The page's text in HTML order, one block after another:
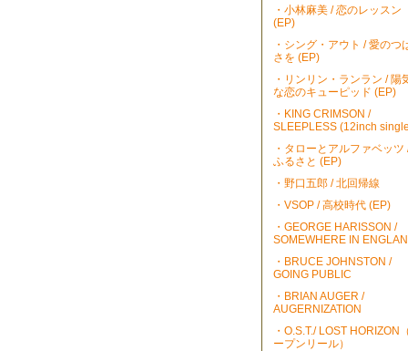
・小林麻美 / 恋のレッスン
(EP)
・シング・アウト / 愛のつ
さを (EP)
・リンリン・ランラン / 陽
な恋のキューピッド (EP)
・KING CRIMSON /
SLEEPLESS (12inch
・タローとアルファベッツ
ふるさと (EP)
・野口五郎 / 北回帰線
・VSOP / 高校時代 (EP)
・GEORGE HARISSON /
SOMEWHERE IN
・BRUCE JOHNSTON /
GOING PUBLIC
・BRIAN AUGER /
AUGERNIZATION
・O.S.T./ LOST HORIZON
ープンリール）